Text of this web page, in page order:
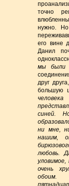
точно
нужно. Но
его вине
Данил
мы были
друг
большую
синей.
ни мне,
нашим,
любовь.
очень
обоим.